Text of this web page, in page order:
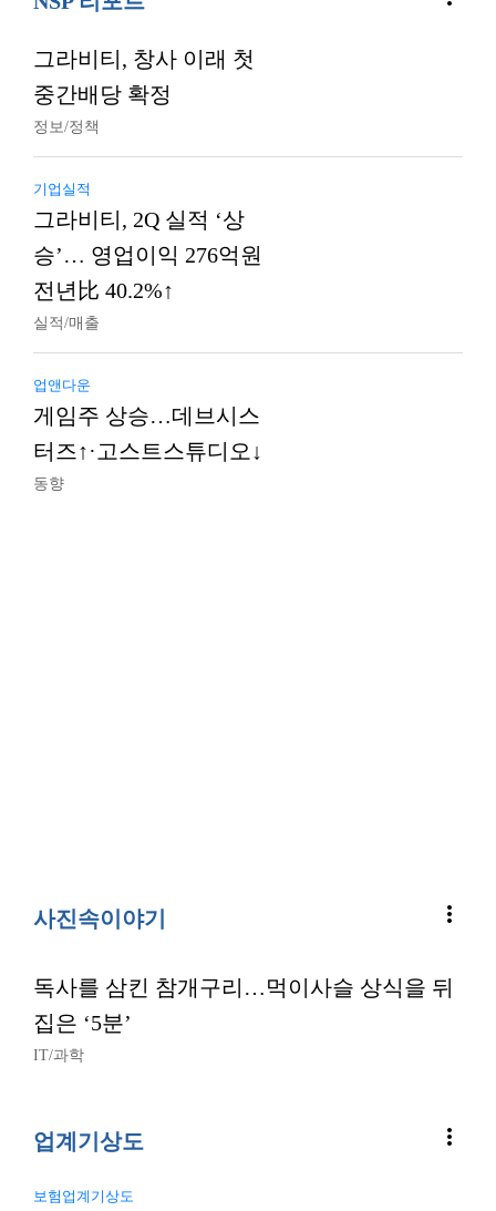
그라비티, 창사 이래 첫
중간배당 확정
정보/정책
기업실적
그라비티, 2Q 실적 ‘상
승’… 영업이익 276억원
전년比 40.2%↑
실적/매출
업앤다운
게임주 상승…데브시스
터즈↑·고스트스튜디오↓
동향
사진속이야기 more_vert
독사를 삼킨 참개구리…먹이사슬 상식을 뒤
집은 ‘5분’
IT/과학
업계기상도 more_vert
보험업계기상도